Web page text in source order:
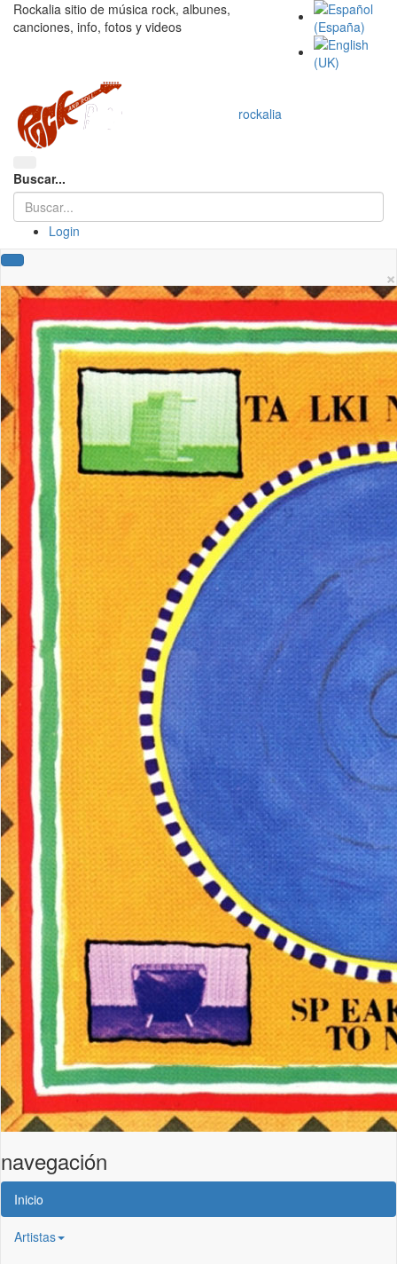
Rockalia sitio de música rock, albunes,
canciones, info, fotos y videos
rockalia
Buscar...
Login
×
navegación
Inicio
Artistas